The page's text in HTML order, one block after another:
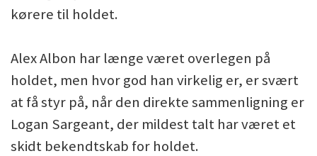
kørere til holdet.
Alex Albon har længe været overlegen på
holdet, men hvor god han virkelig er, er svært
at få styr på, når den direkte sammenligning er
Logan Sargeant, der mildest talt har været et
skidt bekendtskab for holdet.